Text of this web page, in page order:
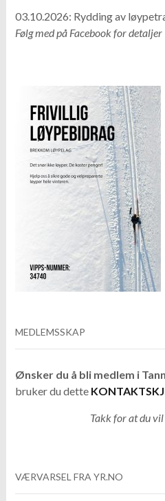
03.10.2026: Rydding av
Følg med på Facebook for detaljer
MEDLEMSSKAP
Ønsker du å bli medlem i
bruker du dette
Takk for at du
VÆRVARSEL FRA YR.NO